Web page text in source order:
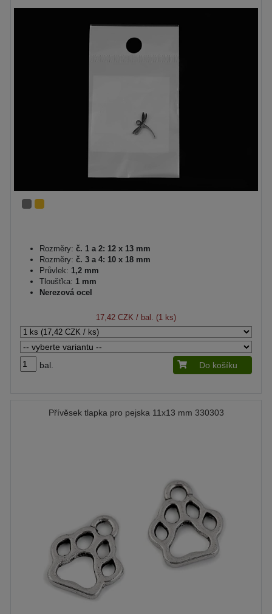
Rozměry: č. 1 a 2: 12 x 13 mm
Rozměry: č. 3 a 4: 10 x 18 mm
Průvlek: 1,2 mm
Tloušťka: 1 mm
Nerezová ocel
17,42 CZK / bal. (1 ks)
bal. Do košíku
Přívěsek tlapka pro pejska 11x13 mm 330303